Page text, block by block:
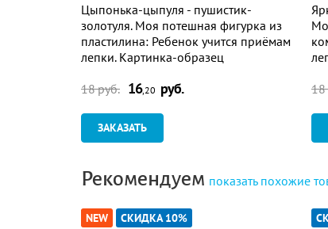
Цыпонька-цыпуля - пушистик-
золотуля. Моя потешная фигурка из
пластилина: Ребенок учится приёмам
лепки. Картинка-образец
18 руб. 16,20 руб.
ЗАКАЗАТЬ
18
Рекомендуем показатьпохожие
NEW СКИДКА 10%